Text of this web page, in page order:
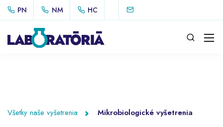
PN NM HC
Všetky naše vyšetrenia Mikrobiologické vyšetrenia